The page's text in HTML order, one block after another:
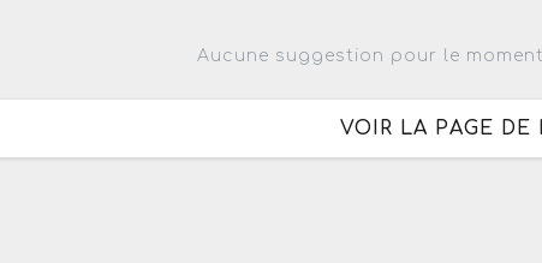
Aucune suggestion pour le
VOIR LA PAGE DE